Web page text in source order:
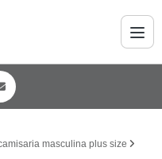
masculina plus size